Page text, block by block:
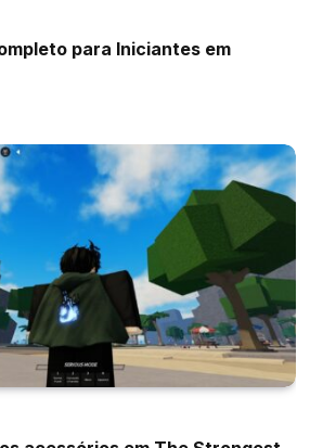
para Iniciantes em